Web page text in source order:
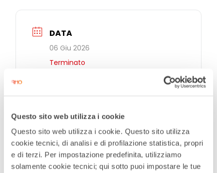
Questo sito web utilizza i cookie
Questo sito web utilizza i cookie. Questo sito utilizza
cookie tecnici, di analisi e di profilazione statistica, propri
e di terzi. Per impostazione predefinita, utilizziamo
solamente cookie tecnici; qui sotto puoi impostare le tue
DATA
06 Giu 2026
Terminato
MAGGIORI INFORMAZIONI
Continua a leggere